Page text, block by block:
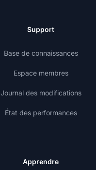
Support
Base de connaissances
Espace membres
Journal des modifications
État des performances
Apprendre